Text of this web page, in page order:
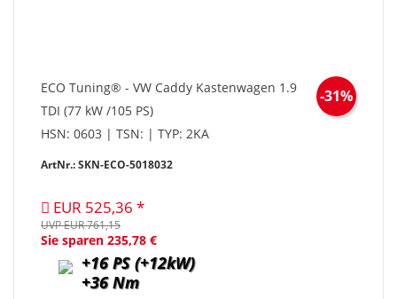
ECO Tuning® - VW Caddy Kastenwagen 1.9
TDI (77 kW /105 PS)
HSN: 0603 | TSN: | TYP: 2KA
ArtNr.: SKN-ECO-5018032
EUR 525,36
-31%
UVP EUR 761,15
Sie sparen 235,78 €
+16 PS (+12kW)
+36 Nm